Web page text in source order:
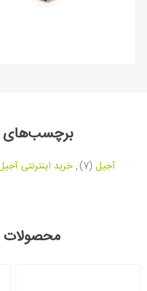
آجیل (7)
, خرید اینترنتی
محصولات